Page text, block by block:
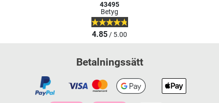
43495
Betyg
4.85/ 5.00
Betalningssätt